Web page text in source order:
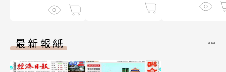
最新報紙